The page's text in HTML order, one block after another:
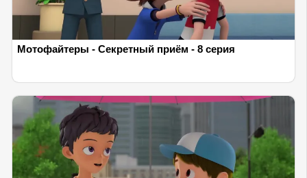
Мотофайтеры - Секретный приём - 8 серия